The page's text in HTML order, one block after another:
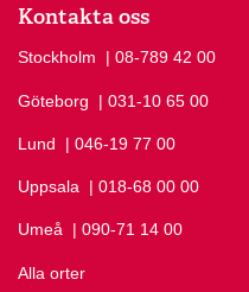
Kontakta oss
Stockholm Ring Stockholm på
| 08-789 42 00
Göteborg Ring Göteborg på
| 031-10 65 00
Lund Ring Lund på
| 046-19 77 00
Uppsala Ring Uppsala på
| 018-68 00 00
Umeå Ring Umeå på
| 090-71 14 00
Alla orter